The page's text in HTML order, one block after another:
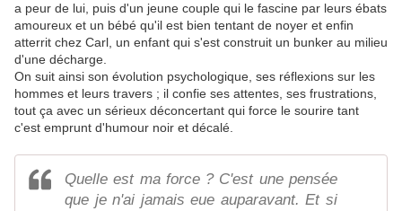
a peur de lui, puis d'un jeune couple qui le fascine par leurs ébats
amoureux et un bébé qu'il est bien tentant de noyer et enfin
atterrit chez Carl, un enfant qui s'est construit un bunker au milieu
d'une décharge.
On suit ainsi son évolution psychologique, ses réflexions sur les
hommes et leurs travers ; il confie ses attentes, ses frustrations,
tout ça avec un sérieux déconcertant qui force le sourire tant
c'est emprunt d'humour noir et décalé.
Quelle est ma force ? C'est une pensée
que je n'ai jamais eue auparavant. Et si